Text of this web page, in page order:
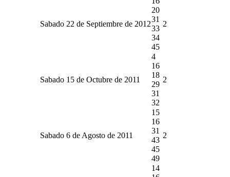
Sabado 22 de Septiembre de 2012
20
31
33
34
45
2
Sabado 15 de Octubre de 2011
4
16
18
29
31
32
2
Sabado 6 de Agosto de 2011
15
16
31
43
45
49
2
14